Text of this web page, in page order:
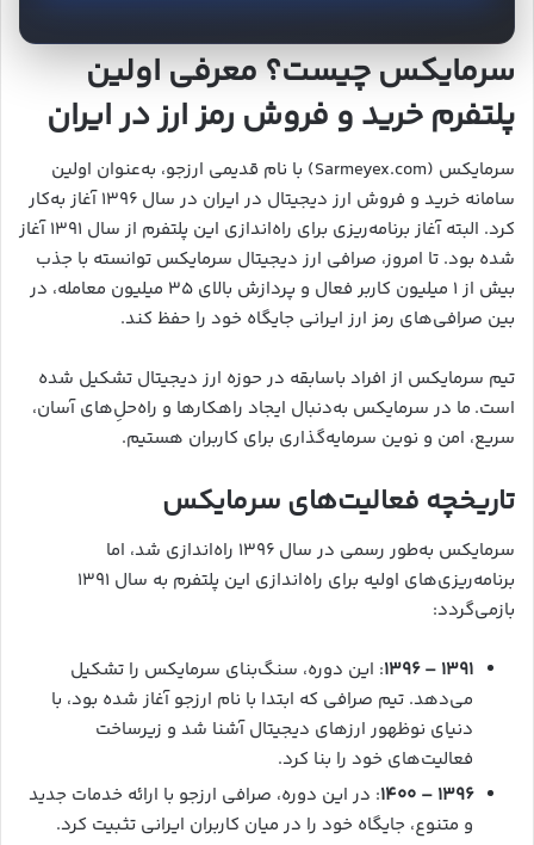
سرمایکس چیست؟ معرفی اولین
پلتفرم خرید و فروش رمز ارز در ایران
سرمایکس (Sarmeyex.com) با نام قدیمی ارزجو، به‌عنوان اولین
سامانه خرید و فروش ارز دیجیتال در ایران در سال ۱۳۹۶ آغاز به‌کار
کرد. البته آغاز برنامه‌ریزی برای راه‌اندازی این پلتفرم از سال ۱۳۹۱ آغاز
شده بود. تا امروز، صرافی ارز دیجیتال سرمایکس توانسته با جذب
بیش از ۱ میلیون کاربر فعال و پردازش بالای ۳۵ میلیون معامله، در
بین صرافی‌های رمز ارز ایرانی جایگاه خود را حفظ کند.
تیم سرمایکس از افراد باسابقه در حوزه ارز دیجیتال تشکیل شده
است. ما در سرمایکس به‌دنبال ایجاد راهکارها و راه‌حلِ‌های آسان،
سریع، امن و نوین سرمایه‌گذاری برای کاربران هستیم.
تاریخچه فعالیت‌های سرمایکس
سرمایکس به‌طور رسمی در سال ۱۳۹۶ راه‌اندازی شد، اما
برنامه‌ریزی‌های اولیه برای راه‌اندازی این پلتفرم به سال ۱۳۹۱
بازمی‌گردد:
۱۳۹۱ – ۱۳۹۶
: این دوره، سنگ‌بنای سرمایکس را تشکیل
می‌دهد. تیم صرافی که ابتدا با نام ارزجو آغاز شده بود، با
دنیای نوظهور ارزهای دیجیتال آشنا شد و زیرساخت
فعالیت‌های خود را بنا کرد.
۱۳۹۶ – ۱۴۰۰
: در این دوره، صرافی ارزجو با ارائه خدمات جدید
و متنوع، جایگاه خود را در میان کاربران ایرانی تثبیت کرد.